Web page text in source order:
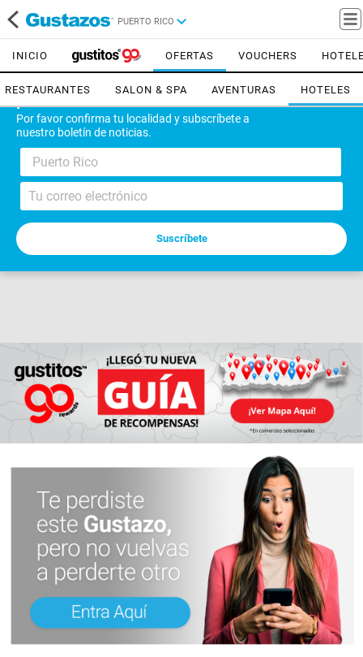
PUERTO RICO
Por favor confirma tu localidad y subscríbete a
nuestro boletín de noticias.
Puerto Rico
INICIO OFERTAS VOUCHERS
RESTAURANTES SALON & SPA AVENTURAS HOTELES